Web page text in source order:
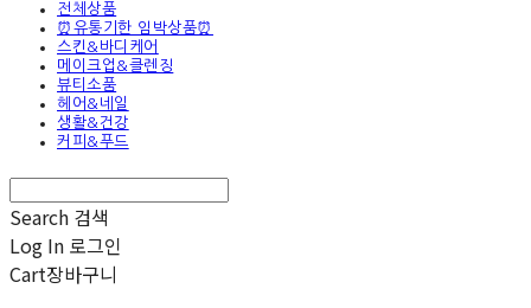
전체상품
⏰유통기한 임박상품⏰
스킨&바디케어
메이크업&클렌징
뷰티소품
헤어&네일
생활&건강
커피&푸드
Search 검색
Log In 로그인
Cart장바구니